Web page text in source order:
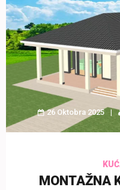
26 Oktobra 2025
MONTAŽNA